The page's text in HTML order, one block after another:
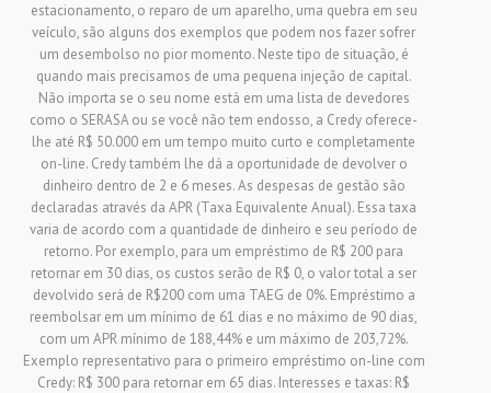
estacionamento, o reparo de um aparelho, uma quebra em seu
veículo, são alguns dos exemplos que podem nos fazer sofrer
um desembolso no pior momento. Neste tipo de situação, é
quando mais precisamos de uma pequena injeção de capital.
Não importa se o seu nome está em uma lista de devedores
como o SERASA ou se você não tem endosso, a Credy oferece-
lhe até R$ 50.000 em um tempo muito curto e completamente
on-line. Credy também lhe dá a oportunidade de devolver o
dinheiro dentro de 2 e 6 meses. As despesas de gestão são
declaradas através da APR (Taxa Equivalente Anual). Essa taxa
varia de acordo com a quantidade de dinheiro e seu período de
retorno. Por exemplo, para um empréstimo de R$ 200 para
retornar em 30 dias, os custos serão de R$ 0, o valor total a ser
devolvido será de R$200 com uma TAEG de 0%. Empréstimo a
reembolsar em um mínimo de 61 dias e no máximo de 90 dias,
com um APR mínimo de 188,44% e um máximo de 203,72%.
Exemplo representativo para o primeiro empréstimo on-line com
Credy: R$ 300 para retornar em 65 dias. Interesses e taxas: R$